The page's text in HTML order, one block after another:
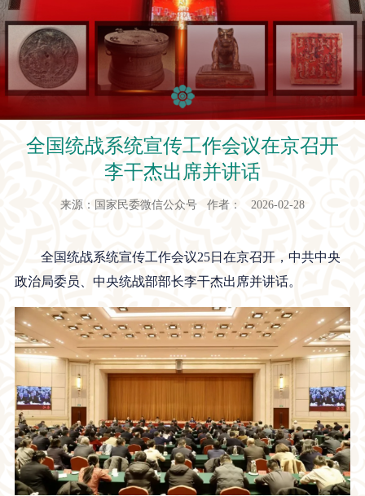
全国统战系统宣传工作会议在京召开
李干杰出席并讲话
来源：国家民委微信公众号 作者： 2026-02-28
全国统战系统宣传工作会议25日在京召开，中共中央
政治局委员、中央统战部部长李干杰出席并讲话。